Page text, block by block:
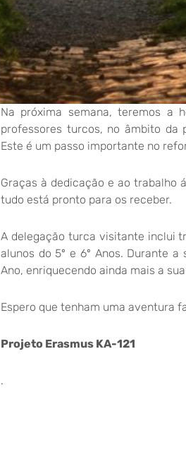
Na próxima semana, teremos a
professores turcos, no âmbito da
Este é um passo importante no
Graças à dedicação e ao trabalho
tudo está pronto para os receber.
A delegação turca visitante inclui
alunos do 5º e 6º Anos. Durante
Ano, enriquecendo ainda mais a
Espero que tenham uma aventura
Projeto Erasmus KA-121
.